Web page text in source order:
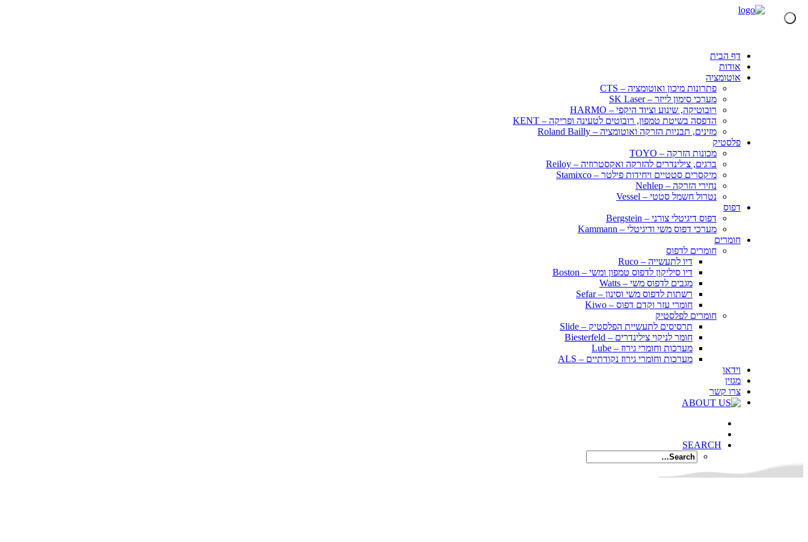
דף הבית
אודות
אוטומציה
פתרונות מיכון ואוטומציה – CTS
מערכי סימון לייזר – SK Laser
רובוטיקה, שינוע וציוד היקפי – HARMO
הדפסה בשיטת טמפון, רובוטים לטעינה ופריקה – KENT
מזינים, תבניות הזרקה ואוטומציה – Roland Bailly
פלסטיק
מכונות הזרקה – TOYO
ברגים, צילינדרים להזרקה ואקסטרוזיה – Reiloy
מיקסרים סטטיים ויחידות פילטר – Stamixco
נחירי הזרקה – Nehlep
נטרול חשמל סטטי – Vessel
דפוס
דפוס דיגיטלי צורני – Bergstein
מערכי דפוס משי ודיגיטלי – Kammann
חומרים
חומרים לדפוס
דיו לתעשייה – Ruco
דיו סיליקון לדפוס טמפון ומשי – Boston
מגבים לדפוס משי – Watts
רשתות לדפוס משי וסינון – Sefar
חומרי עזר וקדם דפוס – Kiwo
חומרים לפלסטיק
תרסיסים לתעשיית הפלסטיק – Slide
חומר לניקוי צילינדרים – Biesterfeld
מערכות וחומרי גירוז – Lube
מערכות וחומרי גירוז נקודתיים – ALS
וידאו
מגזין
צרו קשר
SEARCH